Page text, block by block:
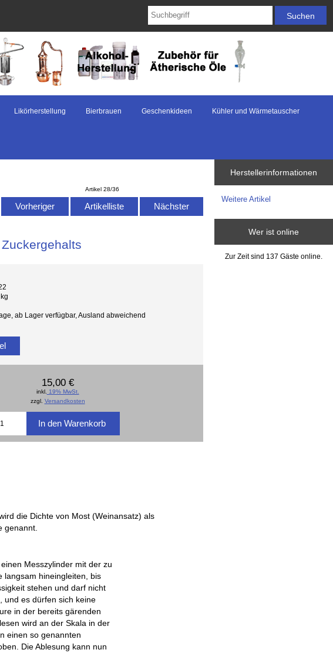
Likörherstellung Bierbrauen Geschenkideen Kühler und Wärmetauscher
Artikel 28/36
Vorheriger Artikelliste Nächster
ab Lager verfügbar, Ausland abweichend
15,00 €
inkl.
19% MwSt.
zzgl. Versandkosten
die Dichte von Most (Weinansatz) als
genannt.
Messzylinder mit der zu
langsam hineingleiten, bis
stehen und darf nicht
und es dürfen sich keine
in der bereits gärenden
wird an der Skala in der
einen so genannten
Die Ablesung kann nun
Herstellerinformationen
Weitere Artikel
Wer ist online
Zur Zeit sind 137 Gäste online.